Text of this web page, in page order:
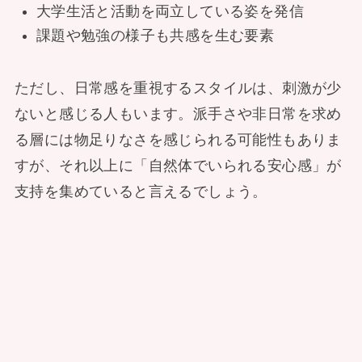
大学生活と活動を両立している姿を発信
課題や勉強の様子も共感を生む要素
ただし、日常感を重視するスタイルは、刺激が少
ないと感じる人もいます。派手さや非日常を求め
る層には物足りなさを感じられる可能性もありま
すが、それ以上に「自然体でいられる安心感」が
支持を集めていると言えるでしょう。